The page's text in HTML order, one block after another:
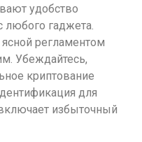
удобство
гаджета.
регламентом
Убеждайтесь,
криптование
для
избыточный